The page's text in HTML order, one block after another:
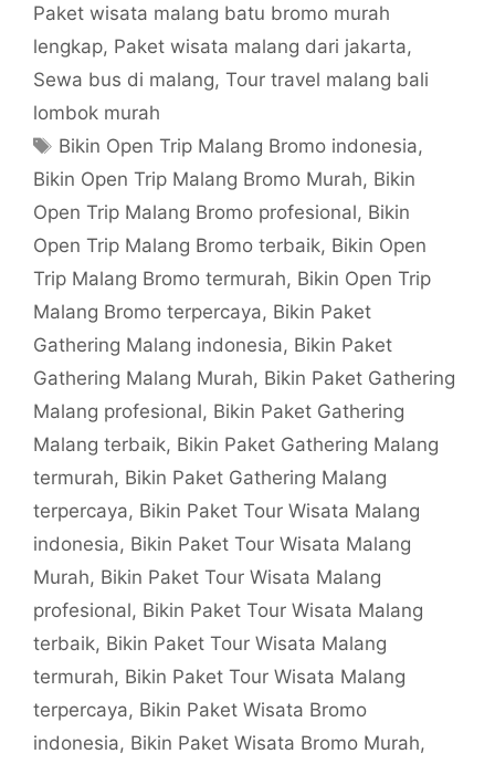
Paket wisata malang batu bromo murah
lengkap, Paket wisata malang dari jakarta,
Sewa bus di malang, Tour travel malang bali
lombok murah
Bikin Open Trip Malang Bromo indonesia,
Bikin Open Trip Malang Bromo Murah, Bikin
Open Trip Malang Bromo profesional, Bikin
Open Trip Malang Bromo terbaik, Bikin Open
Trip Malang Bromo termurah, Bikin Open Trip
Malang Bromo terpercaya, Bikin Paket
Gathering Malang indonesia, Bikin Paket
Gathering Malang Murah, Bikin Paket Gathering
Malang profesional, Bikin Paket Gathering
Malang terbaik, Bikin Paket Gathering Malang
termurah, Bikin Paket Gathering Malang
terpercaya, Bikin Paket Tour Wisata Malang
indonesia, Bikin Paket Tour Wisata Malang
Murah, Bikin Paket Tour Wisata Malang
profesional, Bikin Paket Tour Wisata Malang
terbaik, Bikin Paket Tour Wisata Malang
termurah, Bikin Paket Tour Wisata Malang
terpercaya, Bikin Paket Wisata Bromo
indonesia, Bikin Paket Wisata Bromo Murah,